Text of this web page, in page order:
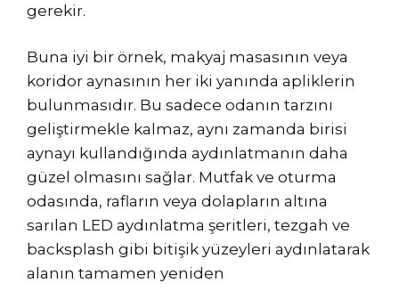
gerekir.
Buna iyi bir örnek, makyaj masasının veya
koridor aynasının her iki yanında apliklerin
bulunmasıdır. Bu sadece odanın tarzını
geliştirmekle kalmaz, aynı zamanda birisi
aynayı kullandığında aydınlatmanın daha
güzel olmasını sağlar. Mutfak ve oturma
odasında, rafların veya dolapların altına
sarılan LED aydınlatma şeritleri, tezgah ve
backsplash gibi bitişik yüzeyleri aydınlatarak
alanın tamamen yeniden